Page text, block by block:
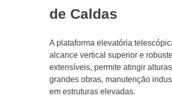
de Caldas
A plataforma elevatória
alcance vertical superior e
extensíveis, permite atingir
grandes obras, manutenção
em estruturas elevadas.